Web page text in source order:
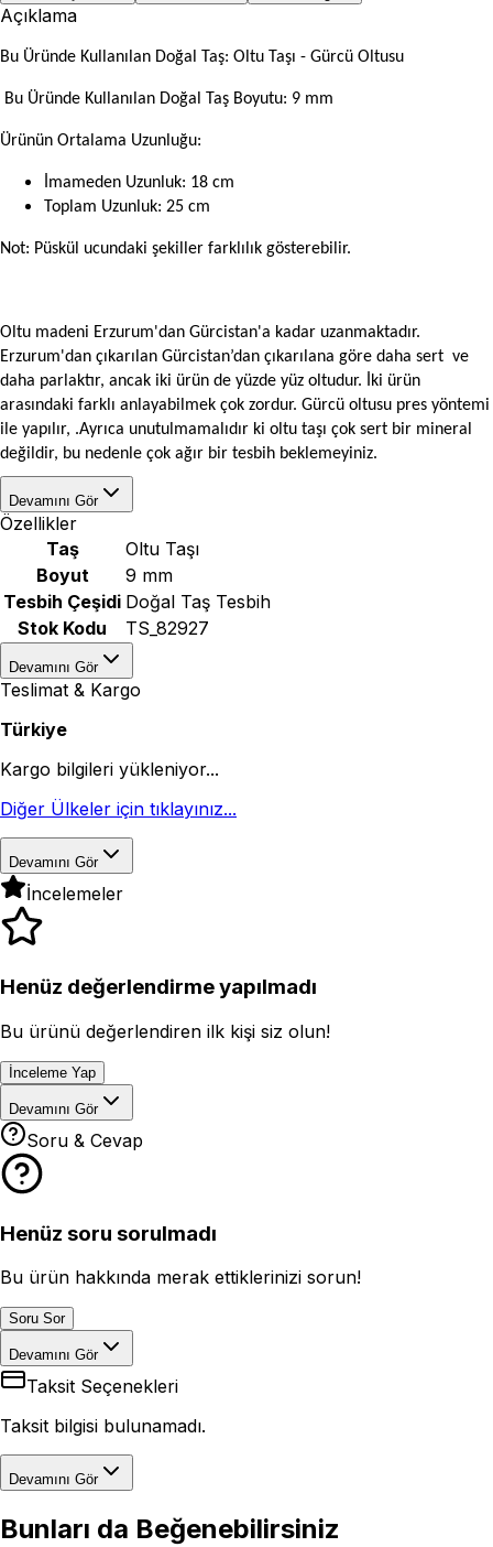
Açıklama
Bu Üründe Kullanılan Doğal Taş: Oltu Taşı - Gürcü Oltusu
Bu Üründe Kullanılan Doğal Taş Boyutu: 9 mm
Ürünün Ortalama Uzunluğu:
İmameden Uzunluk: 18 cm
Toplam Uzunluk: 25 cm
Not: Püskül ucundaki şekiller farklılık gösterebilir.
Oltu madeni Erzurum'dan Gürcistan'a kadar uzanmaktadır.
Erzurum'dan çıkarılan Gürcistan’dan çıkarılana göre daha sert ve
daha parlaktır, ancak iki ürün de yüzde yüz oltudur. İki ürün
arasındaki farklı anlayabilmek çok zordur. Gürcü oltusu pres yöntemi
ile yapılır, .Ayrıca unutulmamalıdır ki oltu taşı çok sert bir mineral
değildir, bu nedenle çok ağır bir tesbih beklemeyiniz.
Devamını Gör
Özellikler
Taş
Oltu Taşı
Boyut
9 mm
Tesbih Çeşidi Doğal Taş Tesbih
Stok Kodu
TS_82927
Devamını Gör
Teslimat & Kargo
Türkiye
Kargo bilgileri yükleniyor...
Diğer Ülkeler için tıklayınız...
Devamını Gör
İncelemeler
Henüz değerlendirme yapılmadı
Bu ürünü değerlendiren ilk kişi siz olun!
İnceleme Yap
Devamını Gör
Soru & Cevap
Henüz soru sorulmadı
Bu ürün hakkında merak ettiklerinizi sorun!
Soru Sor
Devamını Gör
Taksit Seçenekleri
Taksit bilgisi bulunamadı.
Devamını Gör
Bunları da Beğenebilirsiniz